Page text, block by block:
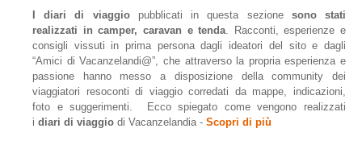
I diari di viaggiopubblicati in questa sezione sono stati
realizzati in camper, caravan e tenda. Racconti, esperienze e
consigli vissuti in prima persona dagli ideatori del sito e dagli
“Amici di Vacanzelandi@”, che attraverso la propria esperienza e
passione hanno messo a disposizione della community dei
viaggiatori resoconti di viaggio corredati da mappe, indicazioni,
foto e suggerimenti. Ecco spiegato come vengono realizzati
i diari di viaggio di Vacanzelandia - Scopri di più